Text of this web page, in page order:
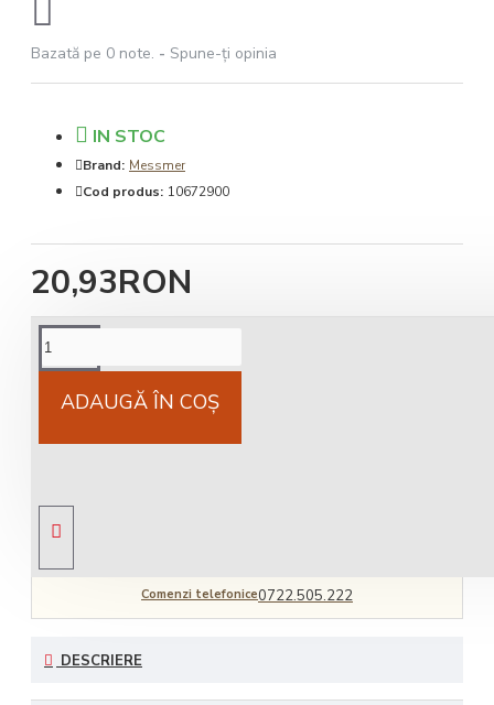
Bazată pe 0 note. - Spune-ţi opinia
20,93RON
IN STOC
Brand: Messmer
Cod produs: 10672900
ADAUGĂ ÎN COŞ
Cost livrareNational 25Lei locker 25 lei
Comenzi telefonice0722.505.222
DESCRIERE